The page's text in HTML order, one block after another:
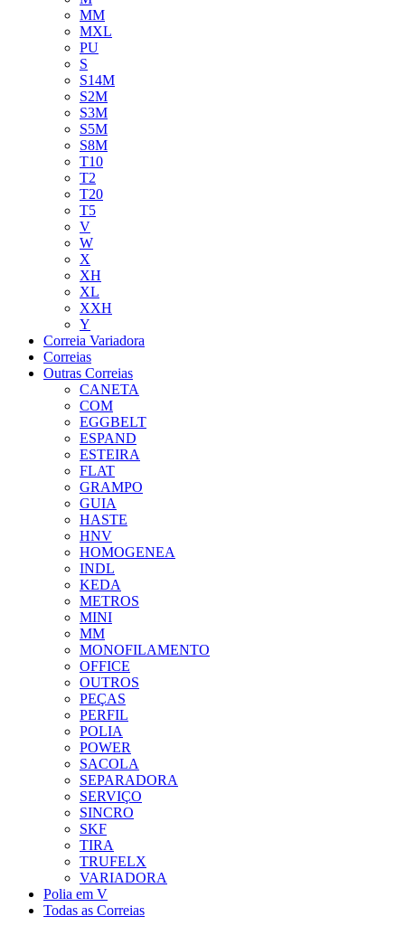
MM
MXL
PU
S
S14M
S2M
S3M
S5M
S8M
T10
T2
T20
T5
V
W
X
XH
XL
XXH
Y
Correia Variadora
Correias
Outras Correias
CANETA
COM
EGGBELT
ESPAND
ESTEIRA
FLAT
GRAMPO
GUIA
HASTE
HNV
HOMOGENEA
INDL
KEDA
METROS
MINI
MM
MONOFILAMENTO
OFFICE
OUTROS
PEÇAS
PERFIL
POLIA
POWER
SACOLA
SEPARADORA
SERVIÇO
SINCRO
SKF
TIRA
TRUFELX
VARIADORA
Polia em V
Todas as Correias